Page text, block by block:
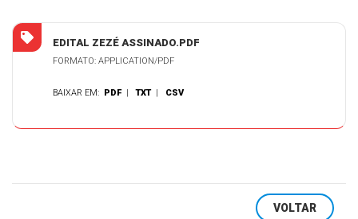
EDITAL ZEZÉ ASSINADO.PDF
FORMATO: APPLICATION/PDF
BAIXAR EM: PDF |TXT | CSV
VOLTAR